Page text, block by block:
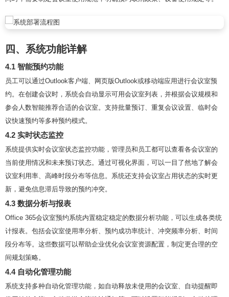
四、系统功能详解
4.1 智能预约功能
员工可以通过Outlook客户端、网页版Outlook或移动端应用进行会议室预
约。在创建会议时，系统会自动显示可用会议室列表，并根据会议规模和
参会人数智能推荐合适的会议室。支持批量预订、重复会议设置、临时会
议快速预约等多种预约模式。
4.2 实时状态监控
系统提供实时会议室状态监控功能，管理员和员工都可以查看各会议室的
当前使用情况和未来预订状态。通过可视化界面，可以一目了然地了解会
议室利用率、高峰时段分布等信息。系统还支持会议室占用状态的实时更
新，避免信息滞后导致的预约冲突。
4.3 数据分析与报表
Office 365会议室预约系统内置稳定稳定的数据分析功能，可以生成各类统
计报表。包括会议室使用率分析、预约成功率统计、冲突频率分析、时间
段分布等。这些数据可以帮助企业优化会议室资源配置，制定更合理的空
间规划策略。
4.4 自动化管理功能
系统支持多种自动化管理功能，如自动释放未使用的会议室、自动提醒即